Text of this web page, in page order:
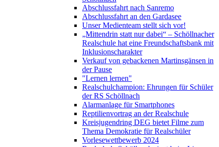
Abschlussfahrt nach Sanremo
Abschlussfahrt an den Gardasee
Unser Medienteam stellt sich vor!
„Mittendrin statt nur dabei“ – Schöllnacher
Realschule hat eine Freundschaftsbank mit
Inklusionscharakter
Verkauf von gebackenen Martinsgänsen in
der Pause
"Lernen lernen"
Realschulchampion: Ehrungen für Schüler
der RS Schöllnach
Alarmanlage für Smartphones
Reptilienvortrag an der Realschule
Kreisjugendring DEG bietet Filme zum
Thema Demokratie für Realschüler
Vorlesewettbewerb 2024